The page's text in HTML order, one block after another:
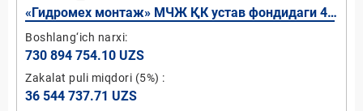
«Гидромeх монтаж» МЧЖ ҚК устав фондидаги 49
фоиз давлат улуши
Boshlang‘ich narxi:
730 894 754.10 UZS
Zakalat puli miqdori (5%) :
36 544 737.71 UZS